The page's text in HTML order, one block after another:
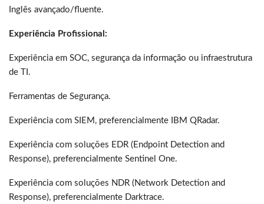
Inglês avançado/fluente.
Experiência Profissional:
Experiência em SOC, segurança da informação ou infraestrutura
de TI.
Ferramentas de Segurança.
Experiência com SIEM, preferencialmente IBM QRadar.
Experiência com soluções EDR (Endpoint Detection and
Response), preferencialmente Sentinel One.
Experiência com soluções NDR (Network Detection and
Response), preferencialmente Darktrace.